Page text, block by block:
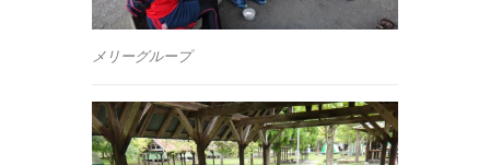
メリーグループ